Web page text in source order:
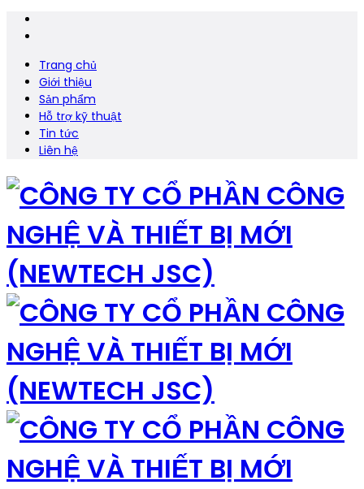
Trang chủ
Giới thiệu
Sản phẩm
Hỗ trợ kỹ thuật
Tin tức
Liên hệ